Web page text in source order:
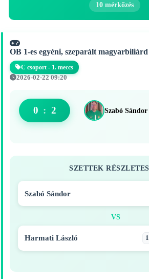
10 mérkőzés
OB 1-es egyéni, szeparált
C csoport - 1. meccs
2026-02-22 09:20
Szabó Sándor
0 : 2
SZETTEK
Szabó Sándor
VS
Harmati László